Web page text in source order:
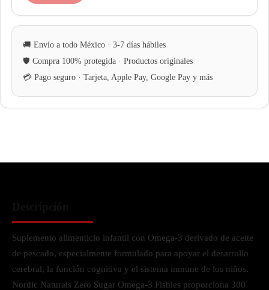
Suplemento alimenticio infantil con Omega-3 derivado de aceite
de pescado, especialmente formulado para apoyar el desarrollo
cerebral, la función cognitiva y el sistema inmune de los niños.
Nordic Naturals Zero Sugar Omega-3 Fishies proporciona 300